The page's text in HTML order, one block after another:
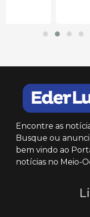
Encontre as
Busque ou
bem vindo ao
notícias no Meio-